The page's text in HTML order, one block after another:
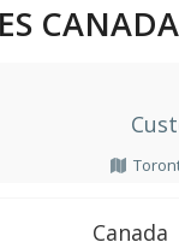
CANADA
Canada